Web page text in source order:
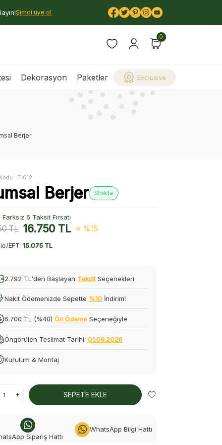
Şimdi üye ol
0
Dekorasyon Paketler Exclusive
Berjer
:T1012
Berjer Stokta
6 Taksit Fırsatı
TL 16.750TL %15
EFT:15.075 TL
2.792 TL'den Başlayan Taksit Seçenekleri
Nakit Ödemenizde Sepette %10 İndirim!
6.700 TL (%40)Ön Ödeme Seçeneğiyle
Öngörülen Teslimat Tarihi:01.09.2026
Kurulum & Montaj
SEPETE EKLE
Sipariş Hattı
WhatsApp Bilgi Hattı